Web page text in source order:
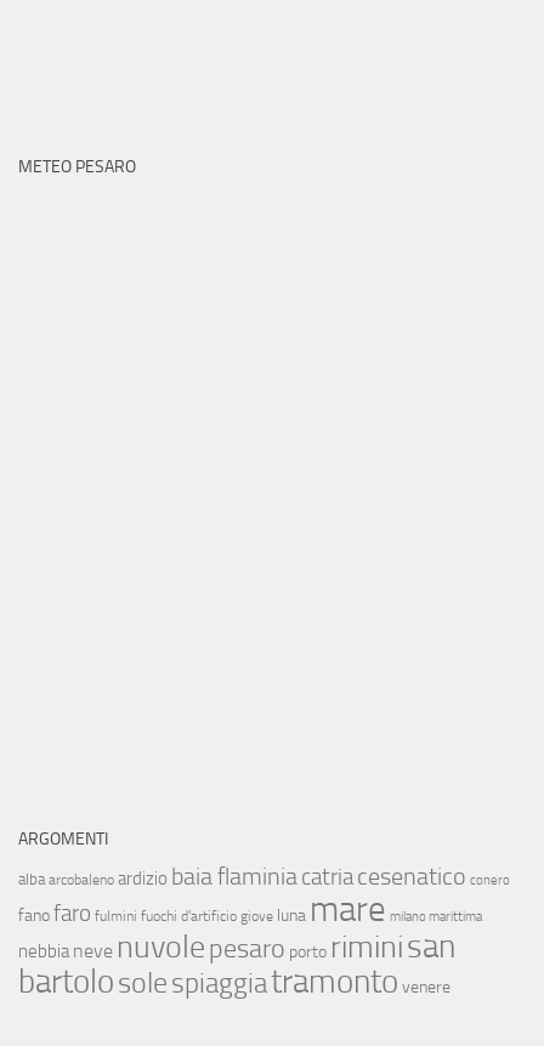
METEO PESARO
ARGOMENTI
alba arcobaleno ardizio baia flaminiacatriacesenatico conero
fanofaro fulmini fuochi d'artificio giove luna mare milano marittima
nebbia neve nuvolepesaro porto riminisan
bartolosolespiaggiatramonto venere